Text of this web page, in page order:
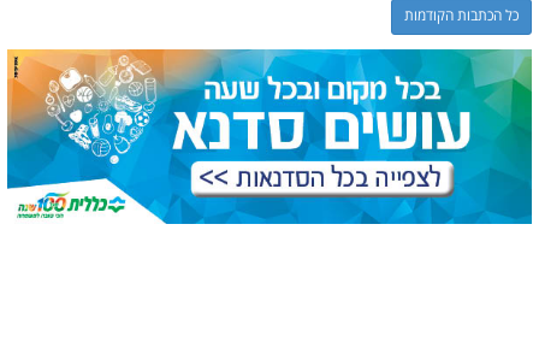
כל הכתבות הקודמות